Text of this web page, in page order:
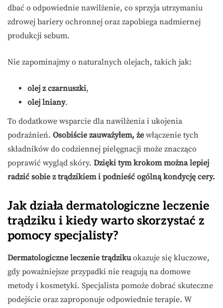
dbać o odpowiednie nawilżenie, co sprzyja utrzymaniu
zdrowej bariery ochronnej oraz zapobiega nadmiernej
produkcji sebum.
Nie zapominajmy o naturalnych olejach, takich jak:
olej z czarnuszki,
olej lniany.
To dodatkowe wsparcie dla nawilżenia i ukojenia
podrażnień. Osobiście zauważyłem, że włączenie tych
składników do codziennej pielęgnacji może znacząco
poprawić wygląd skóry. Dzięki tym krokom można lepiej
radzić sobie z trądzikiem i podnieść ogólną kondycję cery.
Jak działa dermatologiczne leczenie
trądziku i kiedy warto skorzystać z
pomocy specjalisty?
Dermatologiczne leczenie trądzikuokazuje się kluczowe,
gdy poważniejsze przypadki nie reagują na domowe
metody i kosmetyki. Specjalista pomoże dobrać skuteczne
podejście oraz zaproponuje odpowiednie terapie. W